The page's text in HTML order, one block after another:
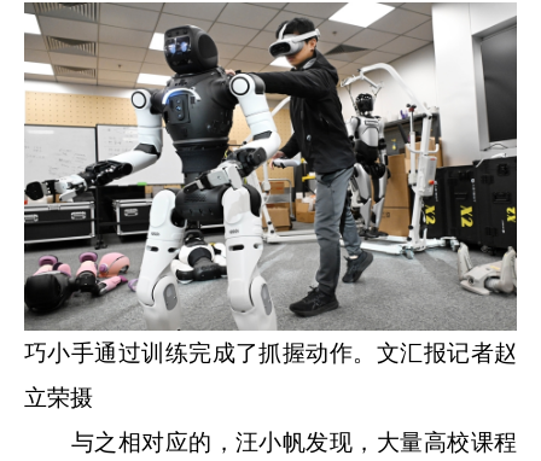
巧小手通过训练完成了抓握动作。文汇报记者赵
立荣摄
与之相对应的，汪小帆发现，大量高校课程